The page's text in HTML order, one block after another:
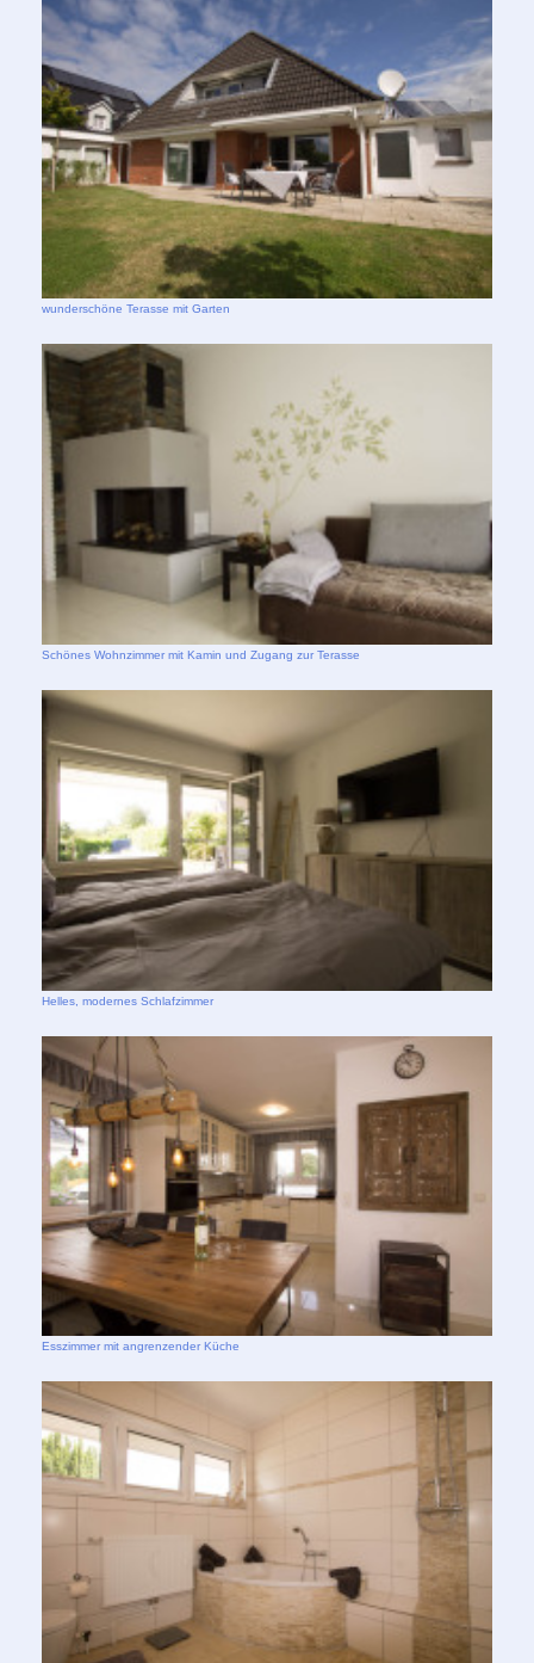
wunderschöne Terasse mit Garten
Schönes Wohnzimmer mit Kamin und Zugang zur Terasse
Helles, modernes Schlafzimmer
Esszimmer mit angrenzender Küche